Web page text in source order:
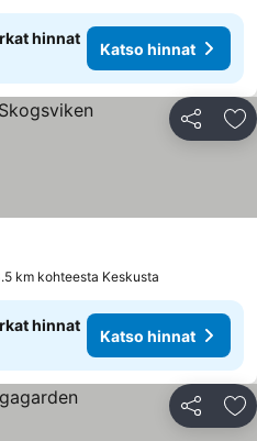
hinnat
Katso hinnat
Jaa
km kohteesta Keskusta
hinnat
Katso hinnat
Jaa